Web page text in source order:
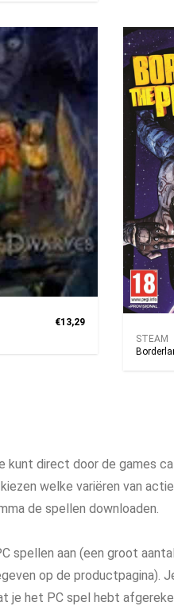
€13,29
STEAM
kunt direct door de games
welke variëren van
de spellen downloaden.
spellen aan (een groot
op de productpagina).
je het PC spel hebt